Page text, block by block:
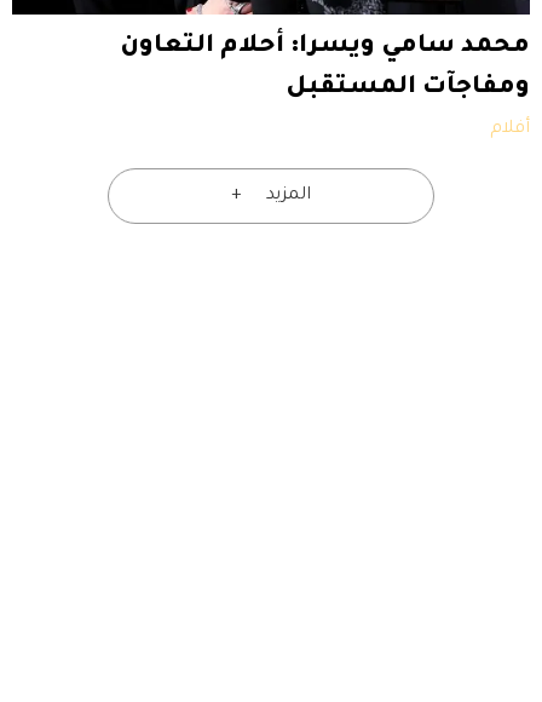
محمد سامي ويسرا: أحلام التعاون
ومفاجآت المستقبل
أفلام
المزيد